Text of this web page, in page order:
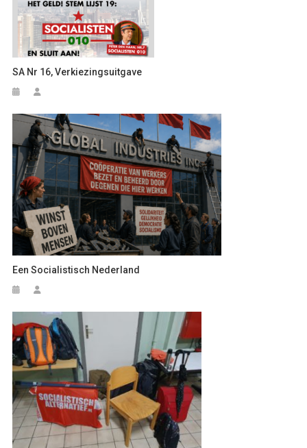
SA Nr 16, Verkiezingsuitgave
Een Socialistisch Nederland